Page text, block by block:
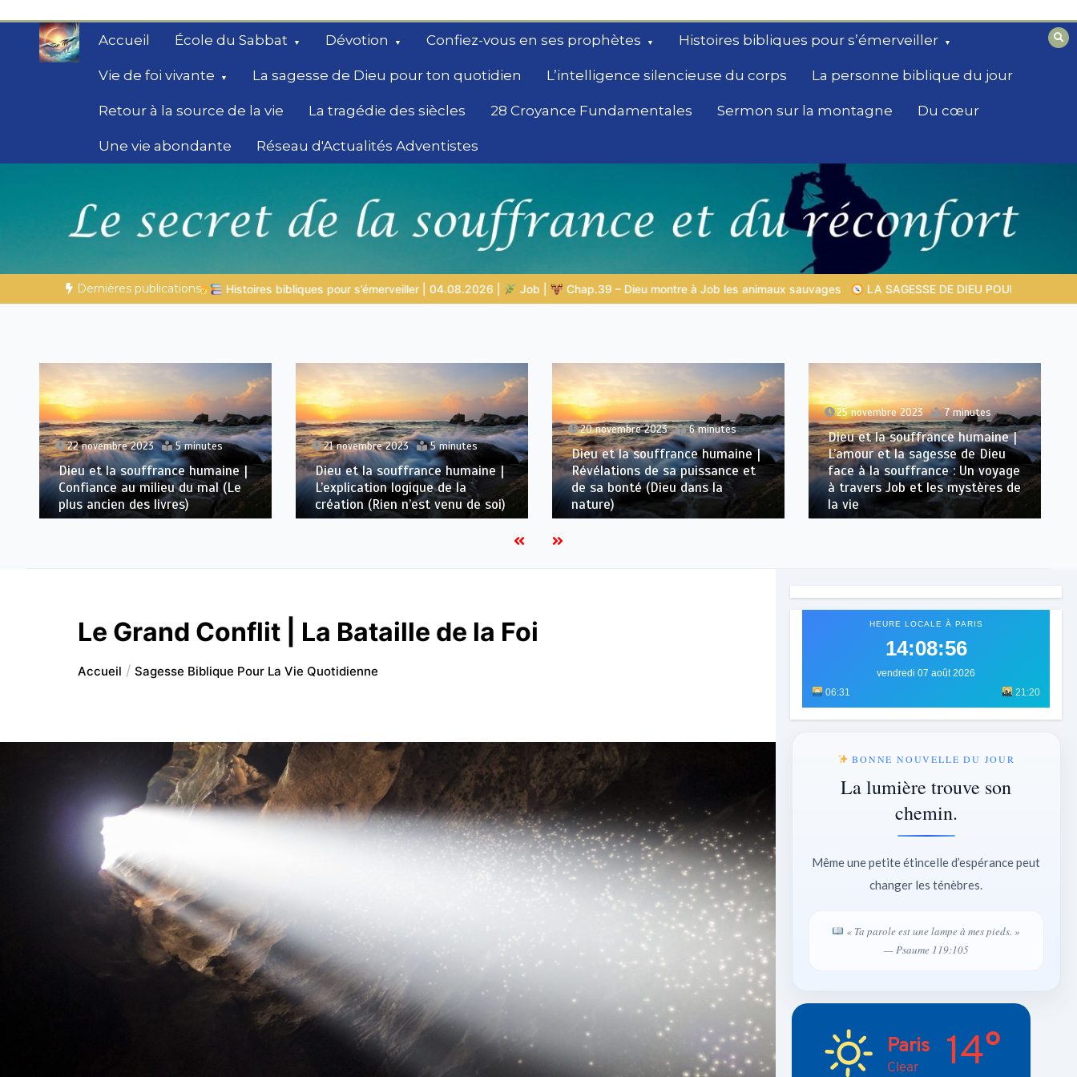
contenu
Accueil École du Sabbat Dévotion Confiez-vous en ses prophètes Histoires bibliques pour s’émerveiller
Vie de foi vivante La sagesse de Dieu pour ton quotidien L’intelligence silencieuse du corps La personne biblique du jour
Retour à la source de la vie La tragédie des siècles 28 Croyance Fundamentales Sermon sur la montagne Du cœur
Une vie abondante Réseau d'Actualités Adventistes
Secrets de la Bible
Des éclairages bibliques pour ceux qui cherchent un
chemin
Dernières publications
bibliques pour s’émerveiller | 04.08.2026 | Job | Chap.39 – Dieu montre à Job les animaux sauvages LA SAGESSE DE DIEU POUR TON QUOTIDIEN | Thème 1 : La crainte du
22 novembre 2023 5 minutes
Dieu et la souffrance humaine |
Confiance au milieu du mal (Le
plus ancien des livres)
21 novembre 2023 5 minutes
Dieu et la souffrance humaine |
L’explication logique de la
création (Rien n’est venu de soi)
20 novembre 2023 6 minutes
Dieu et la souffrance humaine |
Révélations de sa puissance et
de sa bonté (Dieu dans la
nature)
25 novembre 2023 7 minutes
Dieu et la souffrance humaine |
L’amour et la sagesse de Dieu
face à la souffrance : Un voyage
à travers Job et les mystères de
la vie
Le Grand Conflit | La Bataille de la Foi
Accueil Sagesse Biblique Pour La Vie Quotidienne
HEURE LOCALE À PARIS
14:08:58
vendredi 07 août 2026
06:31
21:20
BONNE NOUVELLE DU JOUR
La lumière trouve son
chemin.
Même une petite étincelle d’espérance peut
changer les ténèbres.
« Ta parole est une lampe à mes pieds. »
— Psaume 119:105
Paris
Clear 14°